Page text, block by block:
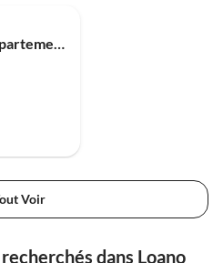
Parc de vacances Bel appartement à Loano avec piscine partagée
Voir
dans Loano